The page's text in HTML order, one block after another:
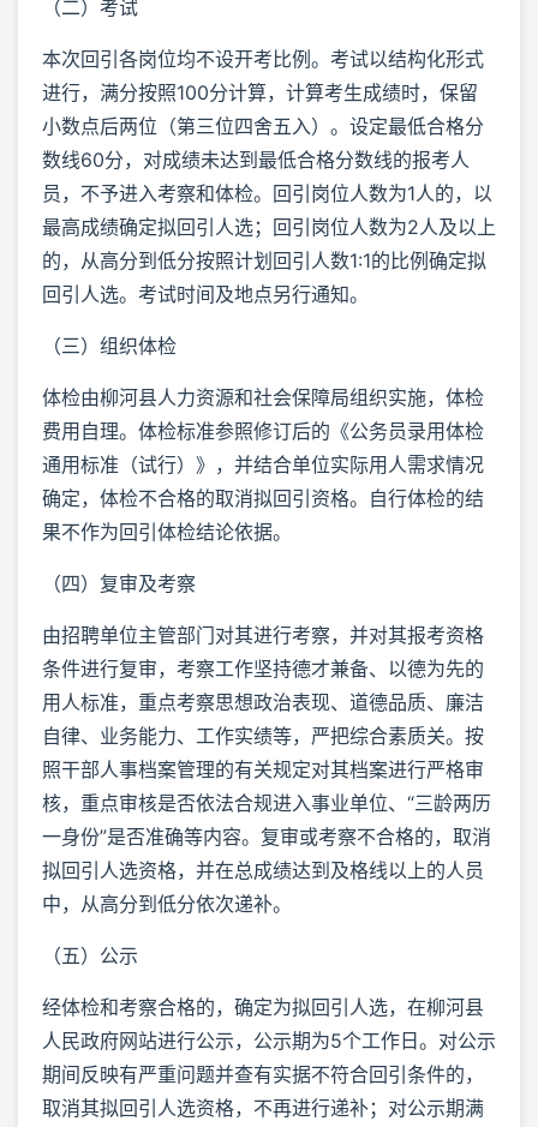
（二）考试
本次回引各岗位均不设开考比例。考试以结构化形式
进行，满分按照100分计算，计算考生成绩时，保留
小数点后两位（第三位四舍五入）。设定最低合格分
数线60分，对成绩未达到最低合格分数线的报考人
员，不予进入考察和体检。回引岗位人数为1人的，以
最高成绩确定拟回引人选；回引岗位人数为2人及以上
的，从高分到低分按照计划回引人数1:1的比例确定拟
回引人选。考试时间及地点另行通知。
（三）组织体检
体检由柳河县人力资源和社会保障局组织实施，体检
费用自理。体检标准参照修订后的《公务员录用体检
通用标准（试行）》，并结合单位实际用人需求情况
确定，体检不合格的取消拟回引资格。自行体检的结
果不作为回引体检结论依据。
（四）复审及考察
由招聘单位主管部门对其进行考察，并对其报考资格
条件进行复审，考察工作坚持德才兼备、以德为先的
用人标准，重点考察思想政治表现、道德品质、廉洁
自律、业务能力、工作实绩等，严把综合素质关。按
照干部人事档案管理的有关规定对其档案进行严格审
核，重点审核是否依法合规进入事业单位、“三龄两历
一身份”是否准确等内容。复审或考察不合格的，取消
拟回引人选资格，并在总成绩达到及格线以上的人员
中，从高分到低分依次递补。
（五）公示
经体检和考察合格的，确定为拟回引人选，在柳河县
人民政府网站进行公示，公示期为5个工作日。对公示
期间反映有严重问题并查有实据不符合回引条件的，
取消其拟回引人选资格，不再进行递补；对公示期满